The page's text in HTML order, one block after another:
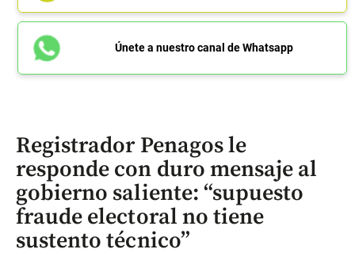
Únete a nuestro canal de Whatsapp
Registrador Penagos le
responde con duro mensaje al
gobierno saliente: “supuesto
fraude electoral no tiene
sustento técnico”